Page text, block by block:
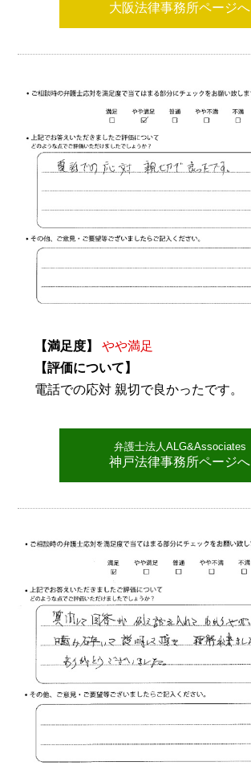
大阪法律事務所ページへ
【満足度】
やや満足
【評価について】
電話での応対 親切で良かったです。
弁護士法人ALG&Associates
神戸法律事務所ページへ